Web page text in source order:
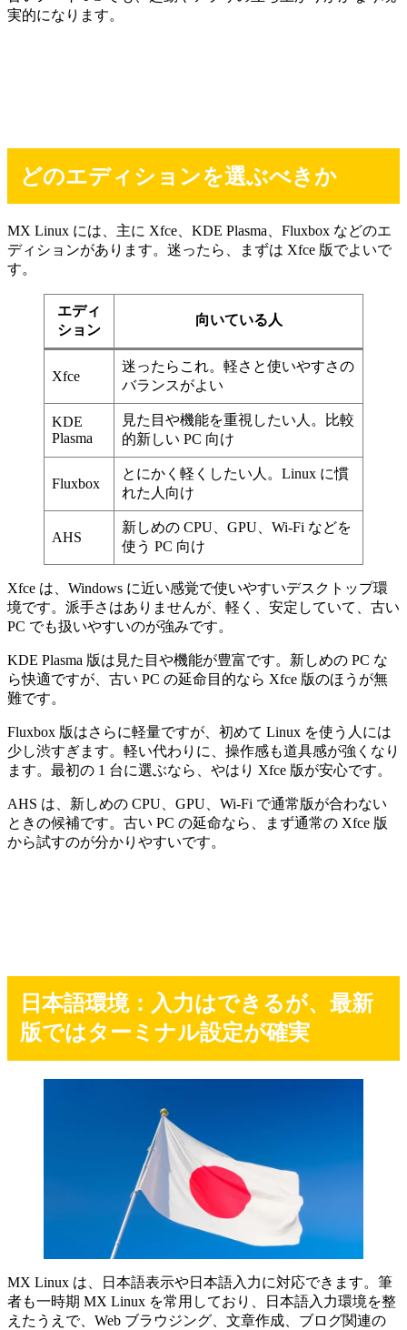
実的になります。
どのエディションを選ぶべきか
MX Linux には、主に Xfce、KDE Plasma、Fluxbox などのエ
ディションがあります。迷ったら、まずは Xfce 版でよいで
す。
エディ
ション
向いている人
Xfce
迷ったらこれ。軽さと使いやすさの
バランスがよい
KDE
Plasma
見た目や機能を重視したい人。比較
的新しい PC 向け
Fluxbox
とにかく軽くしたい人。Linux に慣
れた人向け
AHS
新しめの CPU、GPU、Wi-Fi などを
使う PC 向け
Xfce は、Windows に近い感覚で使いやすいデスクトップ環
境です。派手さはありませんが、軽く、安定していて、古い
PC でも扱いやすいのが強みです。
KDE Plasma 版は見た目や機能が豊富です。新しめの PC な
ら快適ですが、古い PC の延命目的なら Xfce 版のほうが無
難です。
Fluxbox 版はさらに軽量ですが、初めて Linux を使う人には
少し渋すぎます。軽い代わりに、操作感も道具感が強くなり
ます。最初の 1 台に選ぶなら、やはり Xfce 版が安心です。
AHS は、新しめの CPU、GPU、Wi-Fi で通常版が合わない
ときの候補です。古い PC の延命なら、まず通常の Xfce 版
から試すのが分かりやすいです。
日本語環境：入力はできるが、最新
版ではターミナル設定が確実
MX Linux は、日本語表示や日本語入力に対応できます。筆
者も一時期 MX Linux を常用しており、日本語入力環境を整
えたうえで、Web ブラウジング、文章作成、ブログ関連の